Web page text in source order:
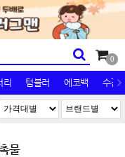
0
리 텀블러 에코백 수건/
물